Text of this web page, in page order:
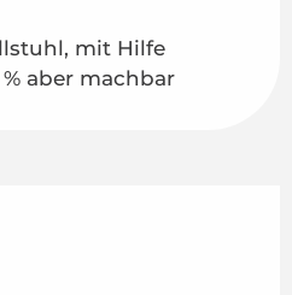
mit Hilfe
aber machbar